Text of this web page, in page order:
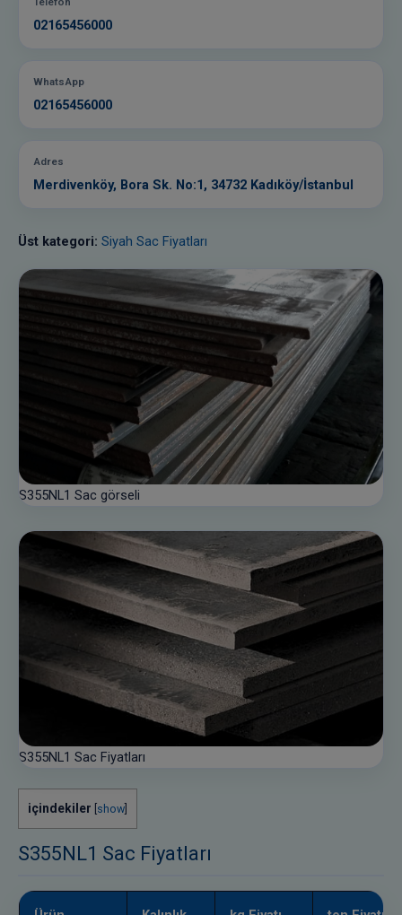
02165456000
WhatsApp
02165456000
Adres
Merdivenköy, Bora Sk. No:1, 34732 Kadıköy/İstanbul
Üst kategori: Siyah Sac Fiyatları
S355NL1 Sac görseli
S355NL1 Sac Fiyatları
içindekiler show
S355NL1 Sac Fiyatları